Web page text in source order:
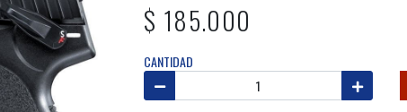
$ 185.000
CANTIDAD